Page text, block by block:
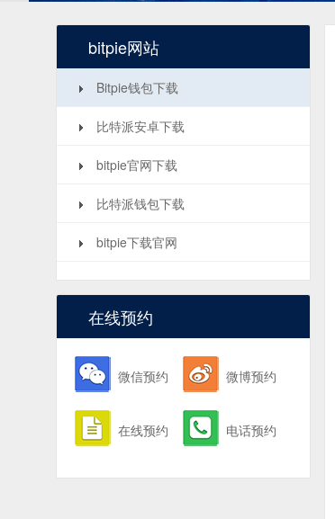
bitpie网站
Bitpie钱包下载
比特派安卓下载
bitpie官网下载
比特派钱包下载
bitpie下载官网
在线预约
微信预约 微博预约
在线预约 电话预约